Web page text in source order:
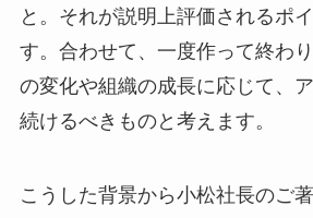
と。それが説明上評価されるポ
す。合わせて、一度作って終わ
の変化や組織の成長に応じて、
続けるべきものと考えます。
こうした背景から小松社長のご